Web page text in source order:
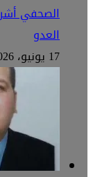
الصحفي
العدو
17 يونيو، 2026